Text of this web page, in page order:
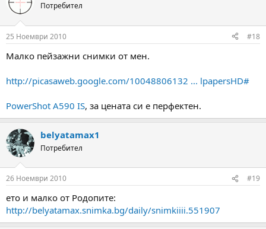
Потребител
25 Ноември 2010 #18
Малко пейзажни снимки от мен.
http://picasaweb.google.com/10048806132 ... lpapersHD#
PowerShot A590 IS, за цената си е перфектен.
belyatamax1
Потребител
26 Ноември 2010 #19
ето и малко от Родопите:
http://belyatamax.snimka.bg/daily/snimkiiii.551907